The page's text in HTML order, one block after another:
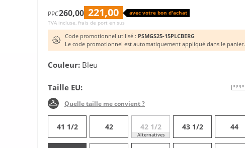
PPC260,00 221,00
avec votre bon d'achat
TVA incluse, frais de port en sus
Code promotionnel utilisé : PSMGS25-15PLCBERG
Le code promotionnel est automatiquement appliqué dans le panier.
Couleur: Bleu
Taille EU:
Quelle taille me convient ?
41 1/2 42 42 1/2
Alternatives
43 1/2 44